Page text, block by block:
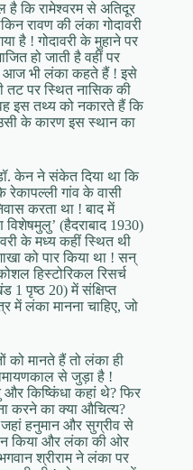
है कि रामेश्वरम से अतिदूर
रावण की लंका गोदावरी
है ! गोदावरी के मुहाने पर
हो जाती है वहीं पर
आज भी लंका कहते हैं ! इसे
तट पर स्थित नासिक की
इस तथ्‍य को नकारते हैं कि
के कारण इस स्थान का
केन ने संकेत दिया था कि
गांव के वासी
करता था ! बाद में
(हैदराबाद 1930)
के मध्य कहीं स्थित थी
को पार किया था ! सन्
हिस्टोरिकल रिसर्च
1 पृष्ठ 20) में संक्षिप्त
लंका मानना चाहिए, जो
को मानते हैं तो लंका ही
से जुड़ा है !
किष्किंधा कहां थे? फिर
करने का क्या औचित्य?
हनुमान और सुग्रीव से
किया और लंका की ओर
श्रीराम ने लंका पर